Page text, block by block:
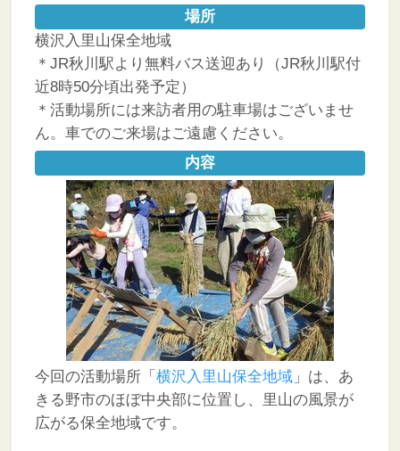
場所
横沢入里山保全地域
＊JR秋川駅より無料バス送迎あり（JR秋川駅付
近8時50分頃出発予定）
＊活動場所には来訪者用の駐車場はございませ
ん。車でのご来場はご遠慮ください。
内容
今回の活動場所「 横沢入里山保全地域」は、あ
きる野市のほぼ中央部に位置し、里山の風景が
広がる保全地域です。